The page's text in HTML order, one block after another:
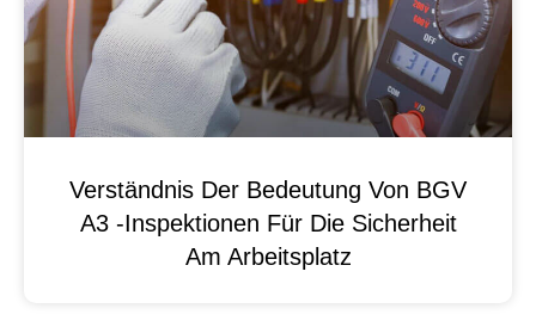
Verständnis Der Bedeutung Von BGV
A3 -Inspektionen Für Die Sicherheit
Am Arbeitsplatz